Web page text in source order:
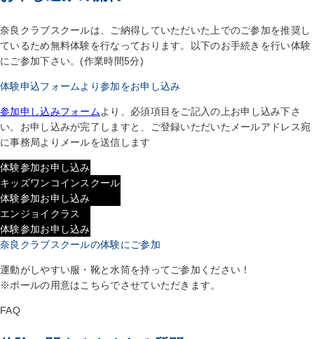
奈良クラブスクールは、ご納得していただいた上でのご参加を推奨し
ているため無料体験を行なっております。以下のお手続きを行い体験
にご参加下さい。(作業時間5分)
体験申込フォームより参加をお申し込み
参加申し込みフォームより、必須項目をご記入の上お申し込み下さ
い。お申し込みが完了しますと、ご登録いただいたメールアドレス宛
に事務局よりメールを送信します
体験参加お申し込み
キッズワンコインスクール
体験参加お申し込み
エンジョイクラス
体験参加お申し込み
奈良クラブスクールの体験にご参加
運動がしやすい服・靴と水筒を持ってご参加ください！
※ボールの用意はこちらでさせていただきます。
FAQ